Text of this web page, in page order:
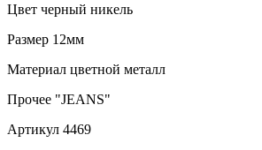
Цвет черный никель
Размер 12мм
Материал цветной металл
Прочее "JEANS"
Артикул 4469